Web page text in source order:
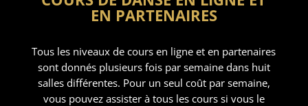
EN PARTENAIRES
Tous les niveaux de cours en ligne et en partenaires
sont donnés plusieurs fois par semaine dans huit
salles différentes. Pour un seul coût par semaine,
vous pouvez assister à tous les cours si vous le